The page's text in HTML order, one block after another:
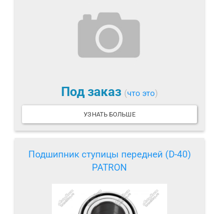
Под заказ (что это)
УЗНАТЬ БОЛЬШЕ
Подшипник ступицы передней (D-40)
PATRON